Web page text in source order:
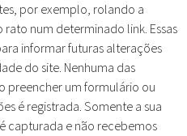
por exemplo, rolando a
num determinado link. Essas
informar futuras alterações
do site. Nenhuma das
preencher um formulário ou
é registrada. Somente a sua
capturada e não recebemos